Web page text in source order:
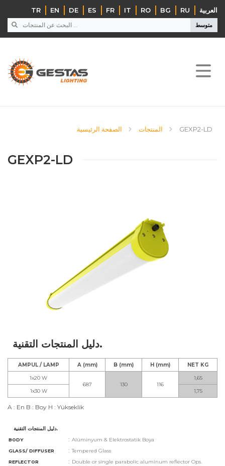
TR EN DE ES FR IT RO BG RU ‏العربية‏
متوسط
الصفحة الرئيسية المنتجات GEXP2-LD
GEXP2-LD
دليل المنتجات التقنية.
AMPUL / LAMP A (mm) B (mm) H (mm)
NET KG
1x20 W
687
130 116
1,65
1x30 W
1,75
A : En B : Boy H : Yükseklik
دليل المنتجات التقنية.
BODY : Alüminyum & Elektrostatik Boya
GLASS/ DIFFUSER : Tempered Glass
REFLECTOR : Double or single parabolic aluminum reflector Ops.